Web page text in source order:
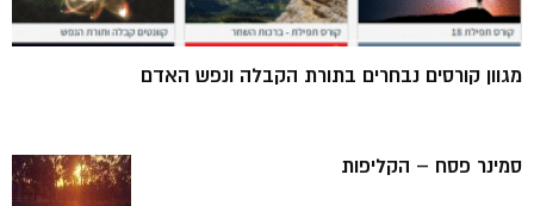
מגוון קורסים נבחרים בתורת הקבלה ונפש האדם
סמינר פסח – הקליפות